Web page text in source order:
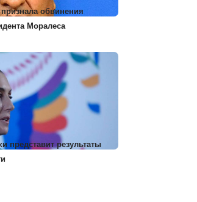
обвинения
Моралеса
представит результаты